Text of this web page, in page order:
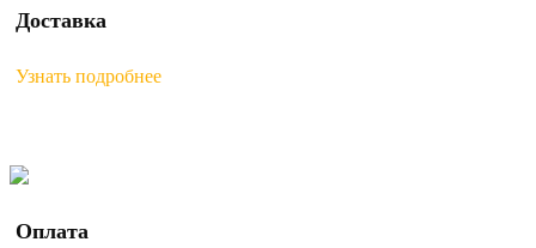
Доставка
Узнать подробнее
Оплата